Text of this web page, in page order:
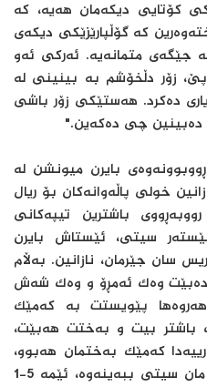
کۆتایی دیکەمان هەیە، کە
کە گۆڵپارێزێکی دیکەی
جێگەی متمانەیە. ئەرکی ئەو
زۆر دڵخۆشم بە بینینی لە
یاری دەکرد. هەستێکی زۆر باشی
دەبینین چی دەکەین."
بایرن میونشن لە
خولی پاڵەوانەکان بۆ ریال
باشترین تیپەکانی
سیتی، ئێستاش بایرن
سان جێرمان، نازانین. بەڵام
دەبێت وەک ئەمڕۆ و وەک شەش
پێویستت بە کەمێک
بیت و بەختت هەبێت،
کەمێک بەختمان هەبوو،
بەڵام شایەنی ئەوە بووین لە مان سیتی ببەینەوە، ئێمە 5-1